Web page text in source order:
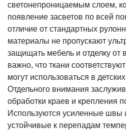
светонепроницаемым слоем,
появление засветов по всей
отличие от стандартных
материалы не пропускают
защищать мебель и отделку от
важно, что ткани
могут использоваться в
Отдельного внимания
обработки краев и крепления
Используются усиленные швы
устойчивые к перепадам